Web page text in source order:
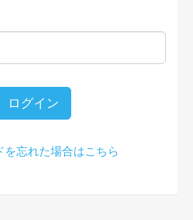
ログイン
を忘れた場合はこちら